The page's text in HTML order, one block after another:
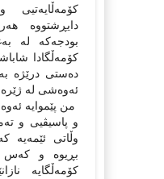
کۆمه‌ڵایه‌تیی
دایڕشتووه‌
بودجه‌که‌ له‌
کۆمه‌ڵگادا
ده‌ستی درێژه‌
ئه‌وه‌شی له‌
من پێموایه‌
و پاسیڤیی و
وڵاتی ئێمه‌یه‌
بڕیوه‌ و که‌س
کۆمه‌ڵگایه‌